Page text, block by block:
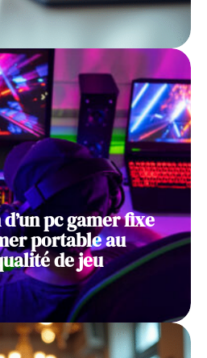
pc gamer fixe
portable au
de jeu